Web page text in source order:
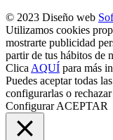
© 2023 Diseño web
Utilizamos cookies
mostrarte publicidad
partir de tus hábitos de
Clica AQUÍ para más
Puedes aceptar todas
configurarlas o
Configurar ACEPTAR